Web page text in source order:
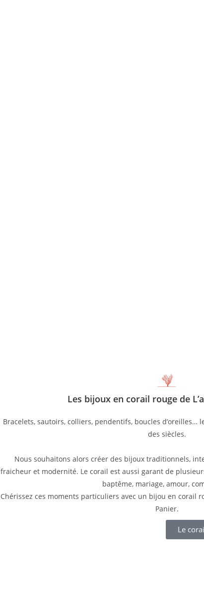
Les bijoux en corail rouge de
Bracelets, sautoirs, colliers, pendentifs, boucles
des siècles.
Nous souhaitons alors créer des bijoux traditionnels,
fraicheur et modernité. Le corail est aussi garant de
baptême, mariage, amour,
Chérissez ces moments particuliers avec un bijou en corail
Panier.
Le